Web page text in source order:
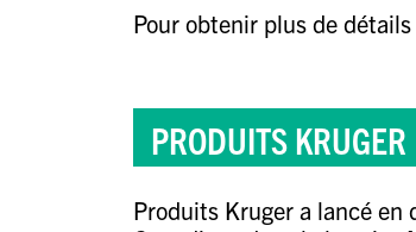
Pour obtenir plus de détails
PRODUITS KRUGER
Produits Kruger a lancé en